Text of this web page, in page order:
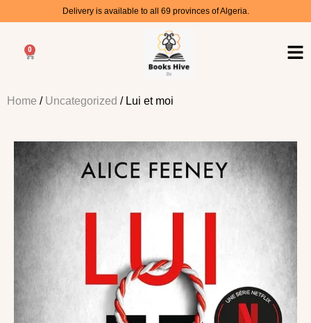
Delivery is available to all 69 provinces of Algeria.
0
Home / Uncategorized / Lui et moi